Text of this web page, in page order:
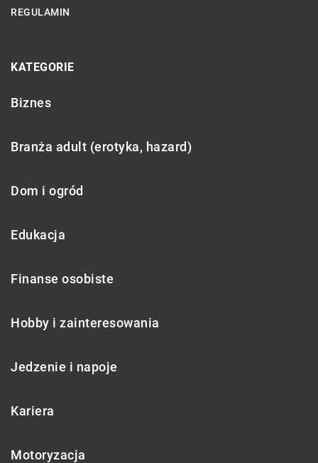
REGULAMIN
KATEGORIE
Biznes
Branża adult (erotyka, hazard)
Dom i ogród
Edukacja
Finanse osobiste
Hobby i zainteresowania
Jedzenie i napoje
Kariera
Motoryzacja